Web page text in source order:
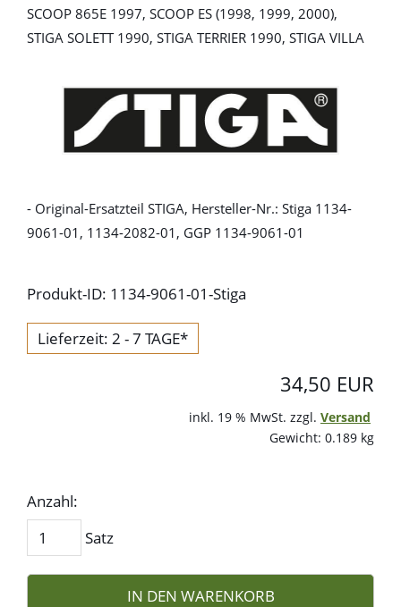
SCOOP 865E 1997, SCOOP ES (1998, 1999, 2000),
STIGA SOLETT 1990, STIGA TERRIER 1990, STIGA VILLA
- Original-Ersatzteil STIGA, Hersteller-Nr.: Stiga 1134-
9061-01, 1134-2082-01, GGP 1134-9061-01
Produkt-ID: 1134-9061-01-Stiga
Lieferzeit: 2 - 7 TAGE*
34,50 EUR
inkl. 19 % MwSt. zzgl. Versand
Gewicht: 0.189 kg
Anzahl:
Satz
IN DEN WARENKORB